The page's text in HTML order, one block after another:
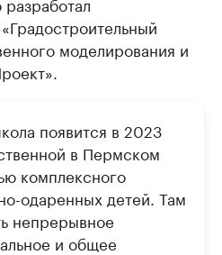
моделирования и
появится в 2023
в Пермском
комплексного
одаренных детей. Там
непрерывное
и общее